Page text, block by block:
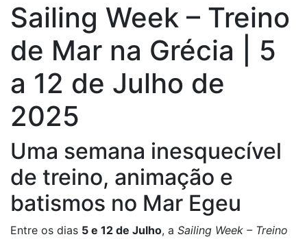
Sailing Week – Treino
de Mar na Grécia | 5
a 12 de Julho de
2025
Uma semana inesquecível
de treino, animação e
batismos no Mar Egeu
Entre os dias 5 e 12 de Julho, a Sailing Week – Treino